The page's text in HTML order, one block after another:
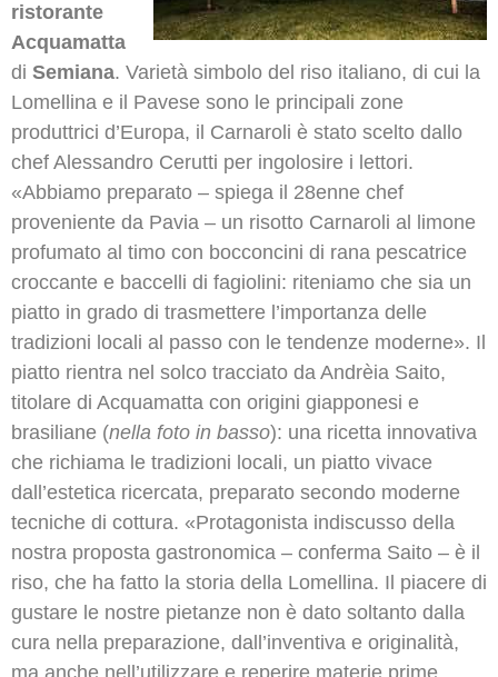
ristorante
Acquamatta
di Semiana. Varietà simbolo del riso italiano, di cui la
Lomellina e il Pavese sono le principali zone
produttrici d’Europa, il Carnaroli è stato scelto dallo
chef Alessandro Cerutti per ingolosire i lettori.
«Abbiamo preparato – spiega il 28enne chef
proveniente da Pavia – un risotto Carnaroli al limone
profumato al timo con bocconcini di rana pescatrice
croccante e baccelli di fagiolini: riteniamo che sia un
piatto in grado di trasmettere l’importanza delle
tradizioni locali al passo con le tendenze moderne». Il
piatto rientra nel solco tracciato da Andrèia Saito,
titolare di Acquamatta con origini giapponesi e
brasiliane (nella foto in basso): una ricetta innovativa
che richiama le tradizioni locali, un piatto vivace
dall’estetica ricercata, preparato secondo moderne
tecniche di cottura. «Protagonista indiscusso della
nostra proposta gastronomica – conferma Saito – è il
riso, che ha fatto la storia della Lomellina. Il piacere di
gustare le nostre pietanze non è dato soltanto dalla
cura nella preparazione, dall’inventiva e originalità,